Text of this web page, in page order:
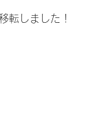
転しました！